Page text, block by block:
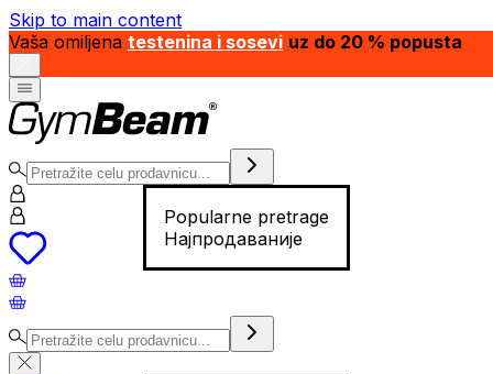
Skip to main content
Vaša omiljena testenina i sosevi uz do 20 % popusta
Popularne pretrage
Најпродаваније